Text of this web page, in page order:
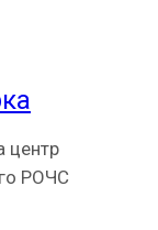
центр
РОЧС